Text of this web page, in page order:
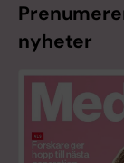
nyheter